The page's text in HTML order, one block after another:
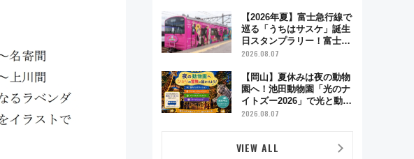
【2026年夏】富士急行線で
巡る「うちはサスケ」誕生
日スタンプラリー！富士急
ハイランド限定グルメ＆グ
2026.08.07
【岡山】夏休みは夜の動物
園へ！池田動物園「光のナ
イトズー2026」で光と動物
が彩る特別な夜
2026.08.07
VIEW ALL